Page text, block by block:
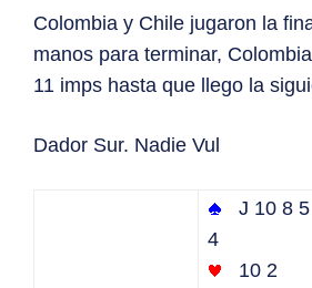
Colombia y Chile jugaron la
manos para terminar,
11 imps hasta que llego la
Dador Sur. Nadie Vul
J 10 8 5
4
10 2